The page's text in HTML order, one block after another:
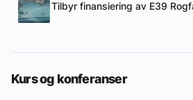
Tilbyr finansiering av E39
Kurs og konferanser